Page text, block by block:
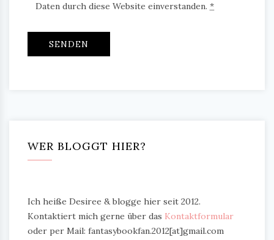
Daten durch diese Website einverstanden. *
WER BLOGGT HIER?
Ich heiße Desiree & blogge hier seit 2012.
Kontaktiert mich gerne über das Kontaktformular
oder per Mail: fantasybookfan.2012[at]gmail.com